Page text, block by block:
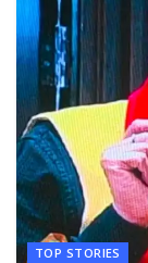
TOP STORIES